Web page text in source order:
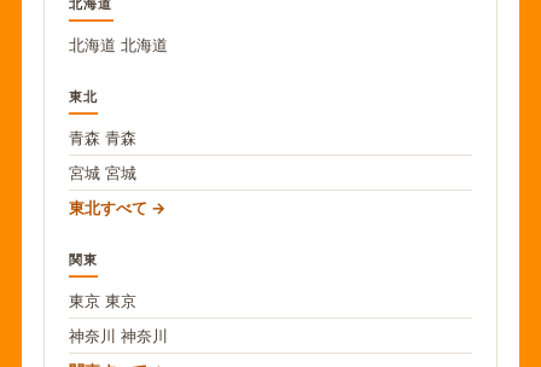
北海道
北海道 北海道
東北
青森 青森
宮城 宮城
東北すべて
関東
東京 東京
神奈川 神奈川